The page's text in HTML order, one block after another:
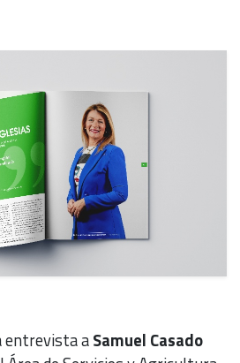
entrevista aSamuel Casado